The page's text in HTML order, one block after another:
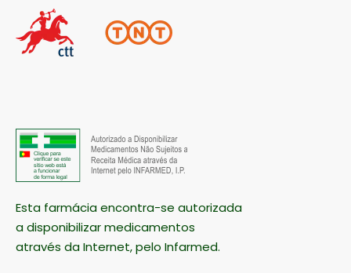
Esta farmácia encontra-se autorizada
a disponibilizar medicamentos
através da Internet, pelo Infarmed.